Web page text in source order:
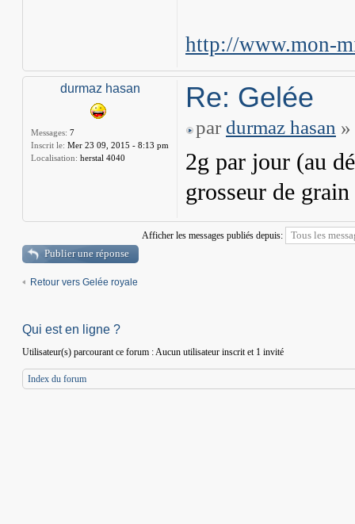
http://www.mon-
durmaz hasan
Messages: 7
Inscrit le: Mer 23 09, 2015 - 8:13 pm
Localisation: herstal 4040
Re: Gelée
par durmaz hasan
2g par jour (au
grosseur de
Afficher les messages publiés depuis:
Publier une réponse
Retour vers Gelée royale
Qui est en ligne ?
Utilisateur(s) parcourant ce forum : Aucun utilisateur inscrit et 1 invité
Index du forum